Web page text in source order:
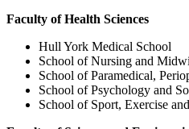
Faculty of Health Sciences
Hull York Medical School
School of Nursing and
School of Paramedical,
School of Psychology and
School of Sport, Exercise